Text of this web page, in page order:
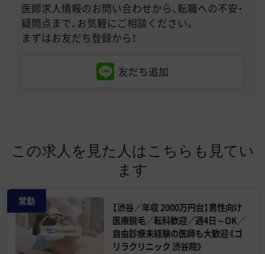
医師求人情報のお問い合わせから、転職への不安・
疑問点まで、お気軽にご相談ください。
まずはお友だち登録から！
友だち追加
この求人を見た人はこちらも見てい
ます
常勤
【渋谷／年収 2000万円台】男性向け
医療脱毛／転科歓迎／週4日～OK／
自由診療未経験の医師も大歓迎《ゴ
リラクリニック 渋谷院》